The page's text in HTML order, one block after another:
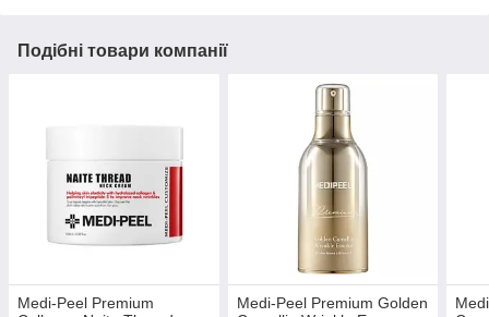
Подібні товари компанії
Medi-Peel Premium
Medi-Peel Premium Golden